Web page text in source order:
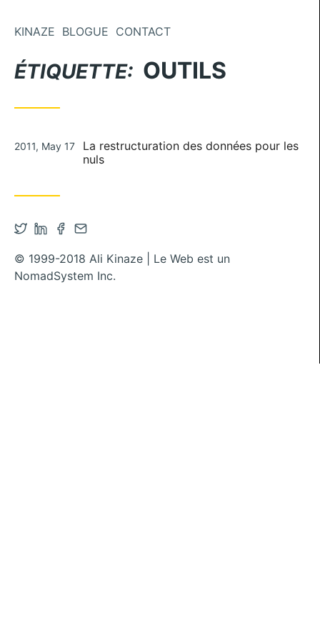
KINAZE BLOGUE CONTACT
ÉTIQUETTE: OUTILS
Publié le
2011, May 17
La restructuration des données pour les
nuls
Ouvrir le compte Twitter dans un nouvel onglet
Ouvrir le compte Linkedin dans un nouvel
Ouvrir le compte Facebook dans un
Contacter par mail
© 1999-2018 Ali Kinaze | Le Web est un
NomadSystem Inc.